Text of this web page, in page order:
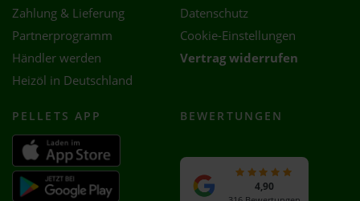
Zahlung & Lieferung
Partnerprogramm
Händler werden
Heizöl in Deutschland
Datenschutz
Cookie-Einstellungen
Vertrag widerrufen
PELLETS APP BEWERTUNGEN
4,90